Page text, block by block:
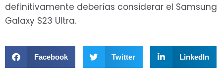
definitivamente deberías considerar el Samsung
Galaxy S23 Ultra.
Facebook Twitter LinkedIn